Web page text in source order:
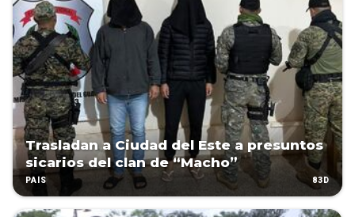
Trasladan a Ciudad del Este a presuntos
sicarios del clan de “Macho”
PAÍS 83D